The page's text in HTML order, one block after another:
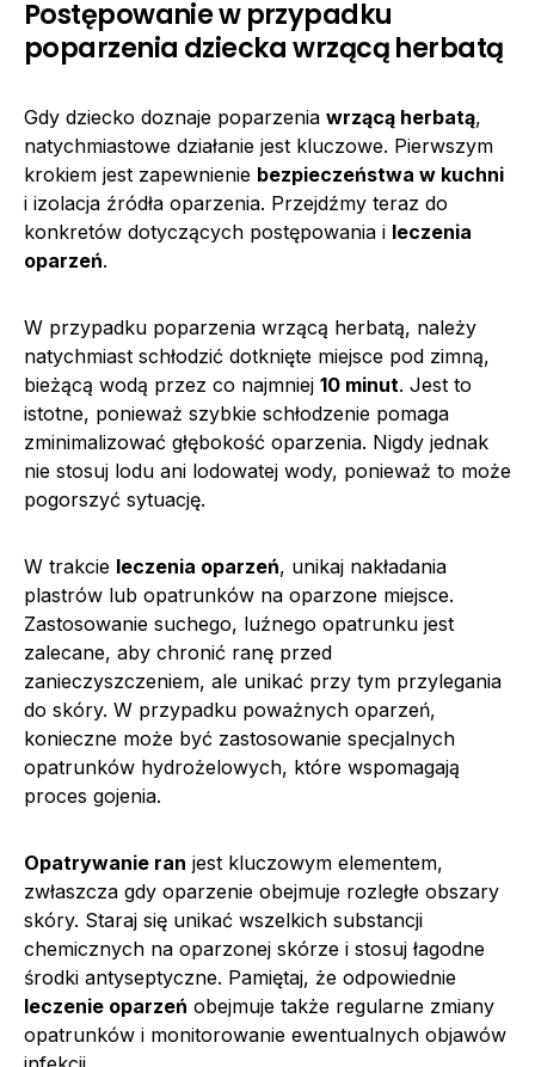
Postępowanie w przypadku
poparzenia dziecka wrzącą herbatą
Gdy dziecko doznaje poparzenia wrzącą herbatą,
natychmiastowe działanie jest kluczowe. Pierwszym
krokiem jest zapewnienie bezpieczeństwa w kuchni
i izolacja źródła oparzenia. Przejdźmy teraz do
konkretów dotyczących postępowania i leczenia
oparzeń.
W przypadku poparzenia wrzącą herbatą, należy
natychmiast schłodzić dotknięte miejsce pod zimną,
bieżącą wodą przez co najmniej 10 minut. Jest to
istotne, ponieważ szybkie schłodzenie pomaga
zminimalizować głębokość oparzenia. Nigdy jednak
nie stosuj lodu ani lodowatej wody, ponieważ to może
pogorszyć sytuację.
W trakcie leczenia oparzeń, unikaj nakładania
plastrów lub opatrunków na oparzone miejsce.
Zastosowanie suchego, luźnego opatrunku jest
zalecane, aby chronić ranę przed
zanieczyszczeniem, ale unikać przy tym przylegania
do skóry. W przypadku poważnych oparzeń,
konieczne może być zastosowanie specjalnych
opatrunków hydrożelowych, które wspomagają
proces gojenia.
Opatrywanie ran jest kluczowym elementem,
zwłaszcza gdy oparzenie obejmuje rozległe obszary
skóry. Staraj się unikać wszelkich substancji
chemicznych na oparzonej skórze i stosuj łagodne
środki antyseptyczne. Pamiętaj, że odpowiednie
leczenie oparzeń obejmuje także regularne zmiany
opatrunków i monitorowanie ewentualnych objawów